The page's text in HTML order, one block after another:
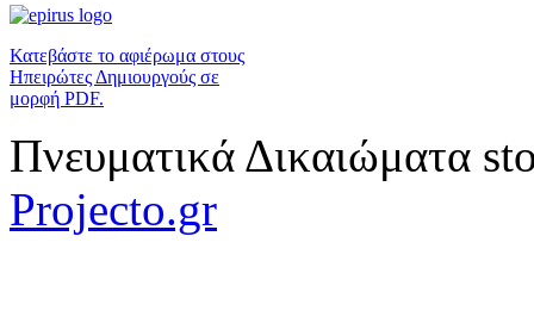
Κατεβάστε το αφιέρωμα στους
Ηπειρώτες Δημιουργούς σε
μορφή PDF.
Πνευματικά Δικαιώματα
Projecto.gr